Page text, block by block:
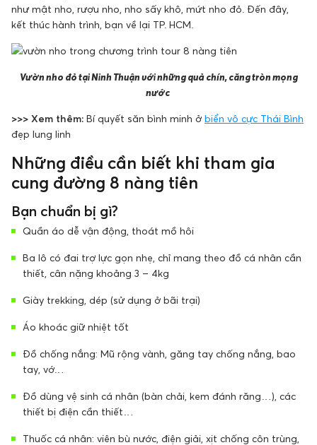
như mật nho, rượu nho, nho sấy khô, mứt nho đỏ. Đến đây,
kết thúc hành trình, bạn về lại TP. HCM.
Vườn nho đỏ tại Ninh Thuận với những quả chín, căng tròn mọng
nước
>>> Xem thêm: Bí quyết săn bình minh ở biển vô cực Thái Bình
đẹp lung linh
Những điều cần biết khi tham gia
cung đường 8 nàng tiên
Bạn chuẩn bị gì?
Quần áo dễ vận động, thoát mồ hôi
Ba lô có đai trợ lực gọn nhẹ, chỉ mang theo đồ cá nhân cần
thiết, cân nặng khoảng 3 – 4kg
Giày trekking, dép (sử dụng ở bãi trại)
Áo khoác giữ nhiệt tốt
Đồ chống nắng: Mũ rộng vành, găng tay chống nắng, bao
tay, vớ…
Đồ dùng vệ sinh cá nhân (bàn chải, kem đánh răng…), các
thiết bị điện cần thiết…
Thuốc cá nhân: viên bù nước, điện giải, xịt chống côn trùng,